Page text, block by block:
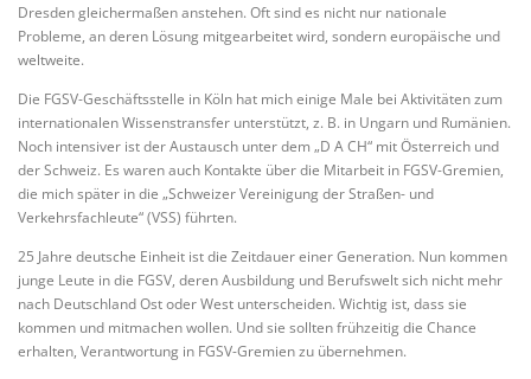
Dresden gleichermaßen anstehen. Oft sind es nicht nur nationale
Probleme, an deren Lösung mitgearbeitet wird, sondern europäische und
weltweite.
Die FGSV-Geschäftsstelle in Köln hat mich einige Male bei Aktivitäten zum
internationalen Wissenstransfer unterstützt, z. B. in Ungarn und Rumänien.
Noch intensiver ist der Austausch unter dem „D A CH“ mit Österreich und
der Schweiz. Es waren auch Kontakte über die Mitarbeit in FGSV-Gremien,
die mich später in die „Schweizer Vereinigung der Straßen- und
Verkehrsfachleute“ (VSS) führten.
25 Jahre deutsche Einheit ist die Zeitdauer einer Generation. Nun kommen
junge Leute in die FGSV, deren Ausbildung und Berufswelt sich nicht mehr
nach Deutschland Ost oder West unterscheiden. Wichtig ist, dass sie
kommen und mitmachen wollen. Und sie sollten frühzeitig die Chance
erhalten, Verantwortung in FGSV-Gremien zu übernehmen.